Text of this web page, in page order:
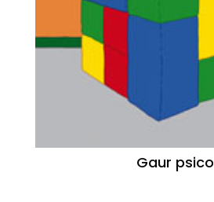
Gaur psico